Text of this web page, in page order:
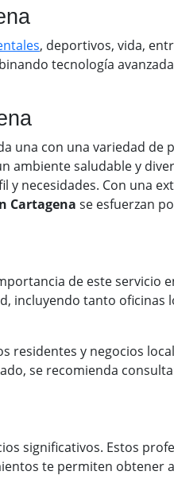
, deportivos, vida,
tecnología
una con una variedad
ambiente saludable y
necesidades. Con una
Cartagena se esfuerzan
de este servicio
incluyendo tanto
residentes y negocios
se recomienda
significativos. Estos
te permiten obtener